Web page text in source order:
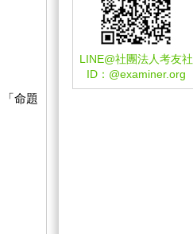
命題
LINE@社團法人考友社
ID： @examiner.org